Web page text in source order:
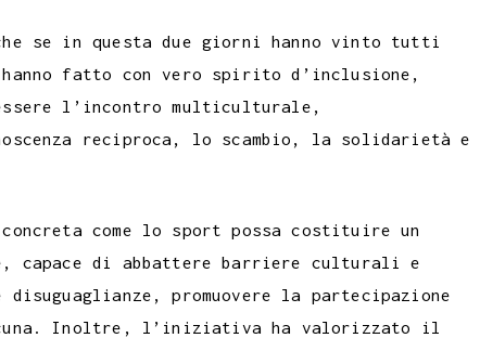
se in questa due giorni hanno vinto tutti
fatto con vero spirito d’inclusione,
l’incontro multiculturale,
reciproca, lo scambio, la solidarietà e
come lo sport possa costituire un
capace di abbattere barriere culturali e
promuovere la partecipazione
Inoltre, l’iniziativa ha valorizzato il